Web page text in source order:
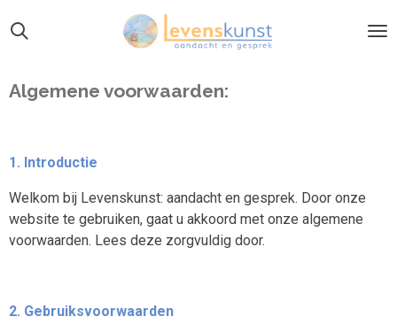
direct
de
hoofdinhoud
Algemene voorwaarden:
1. Introductie
Welkom bij Levenskunst: aandacht en gesprek. Door onze
website te gebruiken, gaat u akkoord met onze algemene
voorwaarden. Lees deze zorgvuldig door.
2. Gebruiksvoorwaarden